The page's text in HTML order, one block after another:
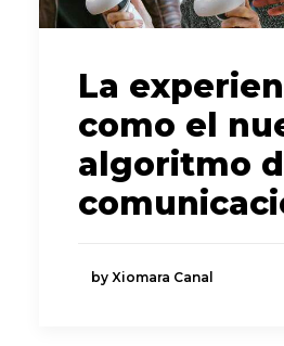
La
como el
algoritmo
by Xiomara Canal